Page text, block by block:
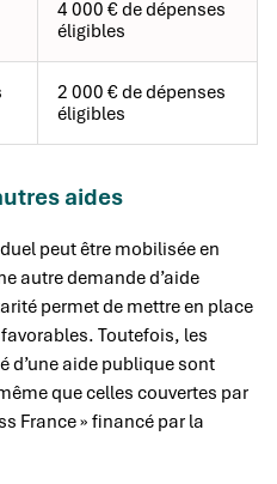
4 000 € de dépenses
éligibles
2 000 € de dépenses
éligibles
aides
peut être mobilisée en
autre demande d’aide
permet de mettre en place
Toutefois, les
d’une aide publique sont
que celles couvertes par
France » financé par la